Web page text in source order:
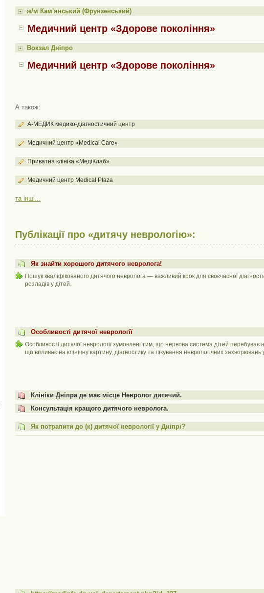
ж/м Кам'янський (Фрунзенський)
Медичний центр «Здорове покоління»
Вокзал Дніпро
Медичний центр «Здорове покоління»
А також:
А-МЕДИК медико-діагностичний центр
Медичний центр «Medical Care»
Приватна клініка «МедіКлаб»
Медичний центр Medical Plaza
та інші...
Публікації про «дитячу неврологію»:
Як знайти хорошого дитячого невролога!
Пошук кваліфікованого дитячого невролога — важливий крок для своєчасної
розладів у дітей.
Особливості дитячої неврології
Особливості дитячої неврології зумовлені тим, що нервова система дітей перебуває
що впливає на клінічну картину, діагностику та лікування неврологічних захворювань у
Клініки Дніпра де має місце Невролог дитячий.
Консультація кращого дитячого невролога.
Як потрапити до (к) дитячої неврології у Дніпрі?